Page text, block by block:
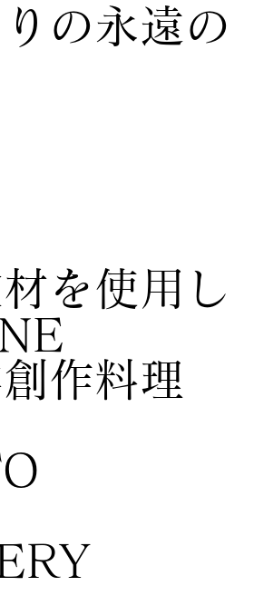
を使用し
作料理
の永遠の